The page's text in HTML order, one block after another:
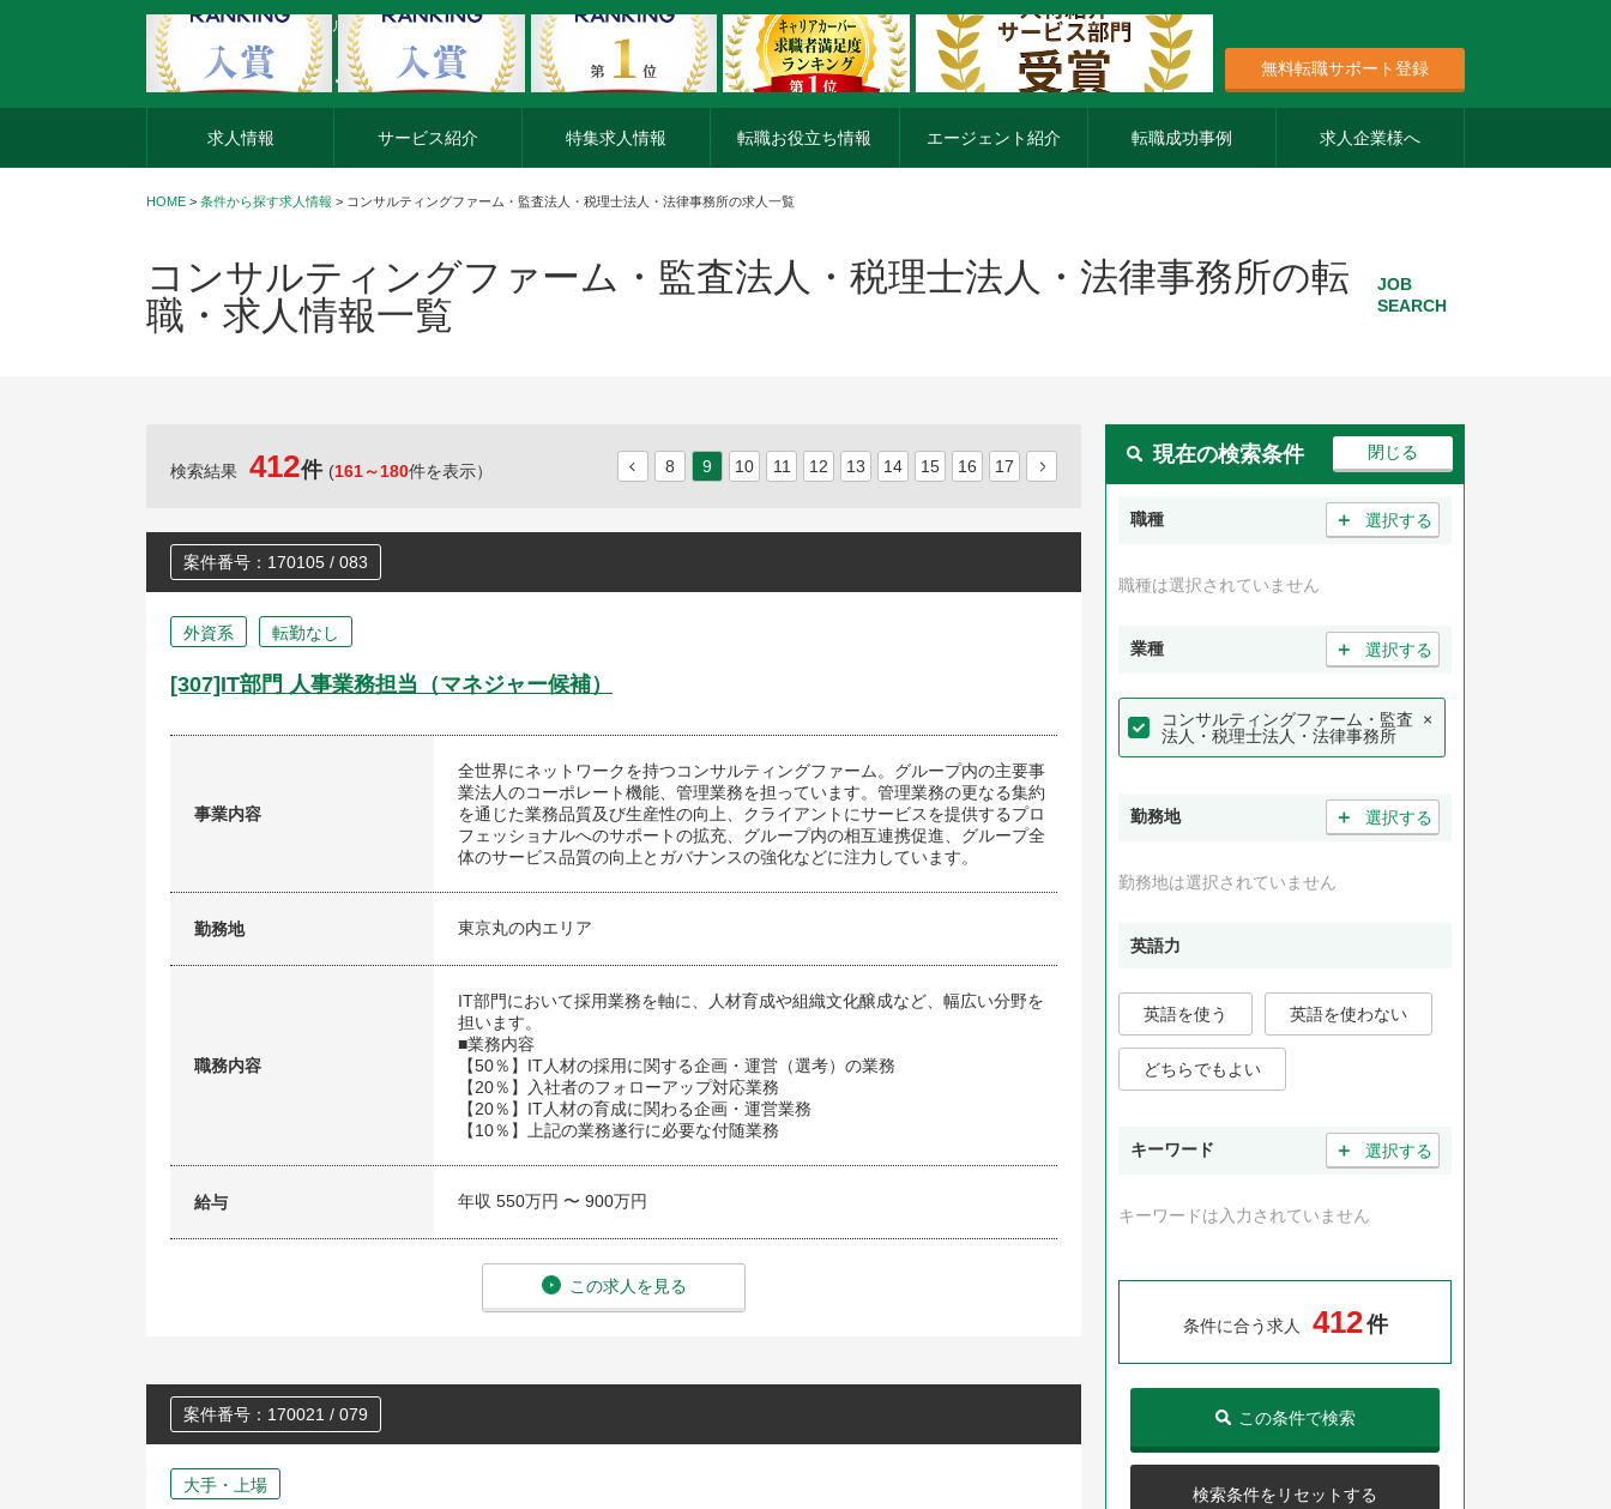
外資系企業の転職・キャリア転職ならアージスジャパン
無料転職サポート登録
求人情報 サービス紹介 特集求人情報 転職お役立ち情報 エージェント紹介 転職成功事例 求人企業様へ
HOME > 条件から探す求人情報 > コンサルティングファーム・監査法人・税理士法人・法律事務所の求人一覧
コンサルティングファーム・監査法人・税理士法人・法律事務所の転
職・求人情報一覧
JOB
SEARCH
検索結果 412件 (161～180件を表示） 8 9 10 11 12 13 14 15 16 17
案件番号：170105 / 083
外資系 転勤なし
[307]IT部門 人事業務担当（マネジャー候補）
事業内容
全世界にネットワークを持つコンサルティングファーム。グループ内の主要事
業法人のコーポレート機能、管理業務を担っています。管理業務の更なる集約
を通じた業務品質及び生産性の向上、クライアントにサービスを提供するプロ
フェッショナルへのサポートの拡充、グループ内の相互連携促進、グループ全
体のサービス品質の向上とガバナンスの強化などに注力しています。
勤務地 東京丸の内エリア
職務内容
IT部門において採用業務を軸に、人材育成や組織文化醸成など、幅広い分野を
担います。
■業務内容
【50％】IT人材の採用に関する企画・運営（選考）の業務
【20％】入社者のフォローアップ対応業務
【20％】IT人材の育成に関わる企画・運営業務
【10％】上記の業務遂行に必要な付随業務
給与 年収 550万円 〜 900万円
この求人を見る
案件番号：170021 / 079
大手・上場
現在の検索条件
職種 ＋ 選択する
職種は選択されていません
業種 ＋ 選択する
コンサルティングファーム・監査
法人・税理士法人・法律事務所
×
勤務地 ＋ 選択する
勤務地は選択されていません
英語力
英語を使う 英語を使わない
どちらでもよい
キーワード ＋ 選択する
キーワードは入力されていません
条件に合う求人 412件
検索条件をリセットする
この条件で検索